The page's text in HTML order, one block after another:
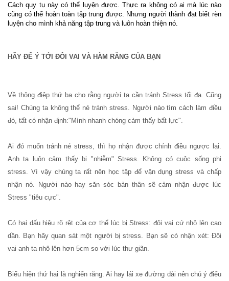
Cách quy tụ này có thể luyện được. Thực ra không có ai mà lúc nào
cũng có thể hoàn toàn tập trung được. Nhưng người thành đạt biết rèn
luyện cho mình khả năng tập trung và luôn hoàn thiện nó.
HÃY ĐỂ Ý TỚI ĐÔI VAI VÀ HÀM RĂNG CỦA BẠN
Về thông điệp thứ ba cho rằng người ta cần tránh Stress tối đa. Cũng
sai! Chúng ta không thể né tránh stress. Người nào tìm cách làm điều
đó, tất có nhận định:"Mình nhanh chóng cảm thấy bất lực".
Ai đó muốn tránh né stress, thì họ nhận được chính điều ngược lại.
Anh ta luôn cảm thấy bị "nhiễm" Stress. Không có cuộc sống phi
stress. Vì vậy chúng ta rất nên học tập để vận dụng stress và chấp
nhận nó. Người nào hay săn sóc bản thân sẽ cảm nhận được lúc
Stress "tiêu cực".
Có hai dấu hiệu rõ rệt của cơ thể lúc bị Stress: đôi vai cứ nhô lên cao
dần. Bạn hãy quan sát một người bị stress. Bạn sẽ có nhận xét: Đôi
vai anh ta nhô lên hơn 5cm so với lúc thư giãn.
Biểu hiện thứ hai là nghiến răng. Ai hay lái xe đường dài nên chú ý điếu